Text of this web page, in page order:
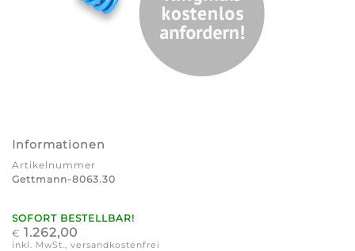
Informationen
Artikelnummer
Gettmann-8063.30
SOFORT BESTELLBAR!
€ 1.262,00
inkl. MwSt., versandkostenfrei